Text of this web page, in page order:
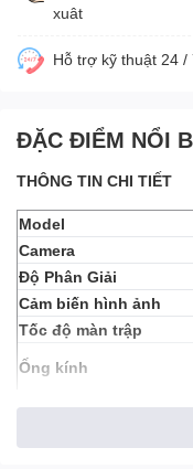
xuât
Hỗ trợ kỹ thuật 24 /
ĐẶC ĐIỂM NỔI
THÔNG TIN CHI TIẾT
Model
Camera
Độ Phân Giải
Cảm biến hình ảnh
Tốc độ màn trập
Ống kính
Ngàm ống kính